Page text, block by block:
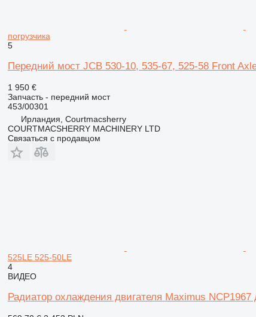
погрузчика
5
Передний мост JCB 530-10, 535-67, 525-58 Front
1 950 €
Запчасть - передний мост
453/00301
Ирландия, Courtmacsherry
COURTMACSHERRY MACHINERY LTD
Связаться с продавцом
525LE 525-50LE
4
ВИДЕО
Радиатор охлаждения двигателя Maximus NCP1967